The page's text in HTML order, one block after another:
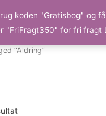
koden "Gratisbog" og
"FriFragt350" for fri fragt
“Aldring”